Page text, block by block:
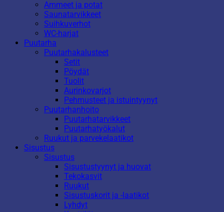
Ammeet ja potat
Saunatarvikkeet
Suihkuverhot
WC-harjat
Puutarha
Puutarhakalusteet
Setit
Pöydät
Tuolit
Aurinkovarjot
Pehmusteet ja istuintyynyt
Puutarhanhoito
Puutarhatarvikkeet
Puutarhatyökalut
Ruukut ja parvekelaatikot
Sisustus
Sisustus
Sisustustyynyt ja huovat
Tekokasvit
Ruukut
Sisustuskorit ja -laatikot
Lyhdyt